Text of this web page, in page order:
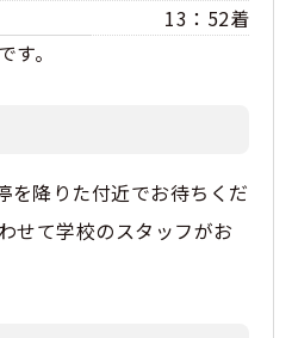
13：52着
。
を降りた付近でお待ちくだ
せて学校のスタッフがお